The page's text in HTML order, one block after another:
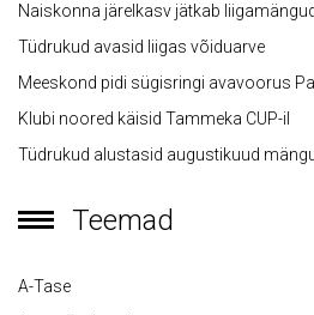
Naiskonna järelkasv jätkab
Tüdrukud avasid liigas võiduarve
Meeskond pidi sügisringi avavoorus
Klubi noored käisid Tammeka CUP-il
Tüdrukud alustasid augustikuud
Teemad
A-Tase